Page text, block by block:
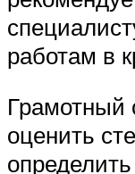
работам в
Грамотный
оценить